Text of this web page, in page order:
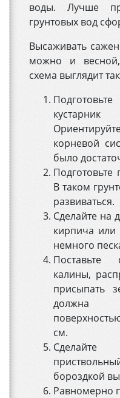
воды. Лучше
грунтовых вод
Высаживать
можно и
схема выглядит
кустарник
корневой
было
В таком
развиваться.
Сделайте на
кирпича
немного
Поставьте
калины,
присыпать
должна
см.
бороздкой
Равномерно